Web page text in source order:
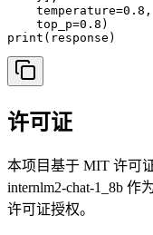
    temperature=0.8,
    top_p=0.8)
print(response)
许可证
本项目基于 MIT 许可
internlm2-chat-1_8b 作
许可证授权。